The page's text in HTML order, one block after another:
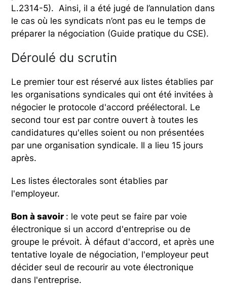
L.2314-5). Ainsi, il a été jugé de l’annulation dans
le cas où les syndicats n’ont pas eu le temps de
préparer la négociation (Guide pratique du CSE).
Déroulé du scrutin
Le premier tour est réservé aux listes établies par
les organisations syndicales qui ont été invitées à
négocier le protocole d'accord préélectoral. Le
second tour est par contre ouvert à toutes les
candidatures qu'elles soient ou non présentées
par une organisation syndicale. Il a lieu 15 jours
après.
Les listes électorales sont établies par
l'employeur.
Bon à savoir : le vote peut se faire par voie
électronique si un accord d'entreprise ou de
groupe le prévoit. À défaut d'accord, et après une
tentative loyale de négociation, l'employeur peut
décider seul de recourir au vote électronique
dans l'entreprise.